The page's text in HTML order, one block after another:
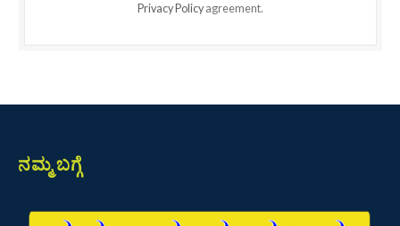
Privacy Policy agreement.
ನಮ್ಮ ಬಗ್ಗೆ